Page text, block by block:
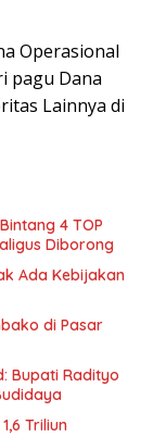
Operasional
pagu Dana
Lainnya di
4 TOP
Diborong
Ada Kebijakan
di Pasar
Bupati Radityo
Triliun